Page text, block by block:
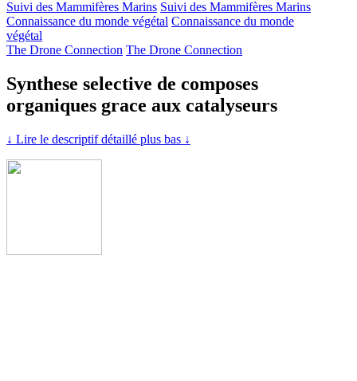
Suivi des Mammifères Marins Suivi des Mammifères Marins
Connaissance du monde végétal Connaissance du monde
végétal
The Drone Connection The Drone Connection
Synthese selective de composes
organiques grace aux catalyseurs
↓ Lire le descriptif détaillé plus bas ↓